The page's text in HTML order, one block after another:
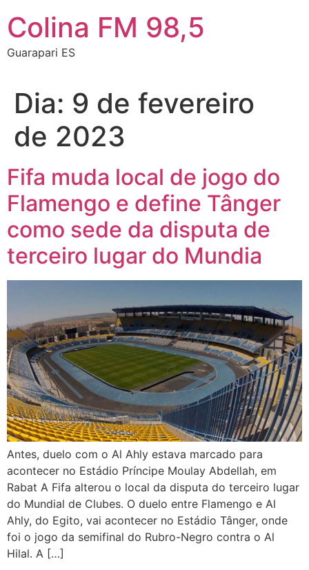
Colina FM 98,5
Guarapari ES
Dia: 9 de fevereiro
de 2023
Fifa muda local de jogo do
Flamengo e define Tânger
como sede da disputa de
terceiro lugar do Mundia
Antes, duelo com o Al Ahly estava marcado para
acontecer no Estádio Príncipe Moulay Abdellah, em
Rabat A Fifa alterou o local da disputa do terceiro lugar
do Mundial de Clubes. O duelo entre Flamengo e Al
Ahly, do Egito, vai acontecer no Estádio Tânger, onde
foi o jogo da semifinal do Rubro-Negro contra o Al
Hilal. A […]